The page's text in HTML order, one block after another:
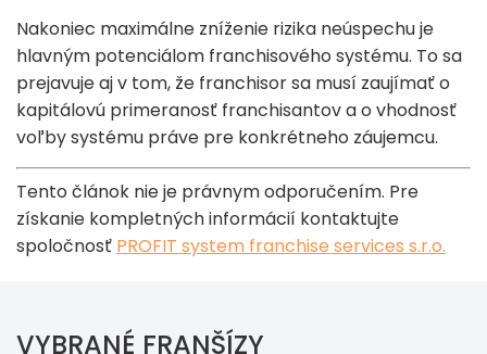
Nakoniec maximálne zníženie rizika neúspechu je
hlavným potenciálom franchisového systému. To sa
prejavuje aj v tom, že franchisor sa musí zaujímať o
kapitálovú primeranosť franchisantov a o vhodnosť
voľby systému práve pre konkrétneho záujemcu.
Tento článok nie je právnym odporučením. Pre
získanie kompletných informácií kontaktujte
spoločnosť PROFIT system franchise services s.r.o.
VYBRANÉ FRANŠÍZY